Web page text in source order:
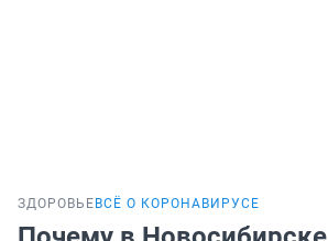
ЗДОРОВЬЕ ВСЁ О КОРОНАВИРУСЕ